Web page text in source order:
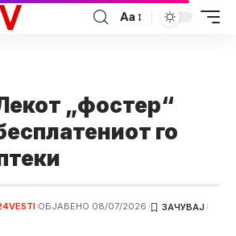
Аа
„фостер“
го
ОБЈАВЕНО 08/07/2026